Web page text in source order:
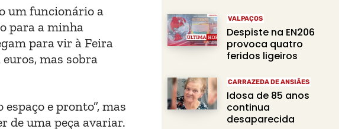
um funcionário a
para a minha
para vir à Feira
mas sobra
e pronto”, mas
de uma peça avariar.
VALPAÇOS
Despiste na EN206
provoca quatro
feridos ligeiros
CARRAZEDA DE ANSIÃES
Idosa de 85 anos
continua
desaparecida